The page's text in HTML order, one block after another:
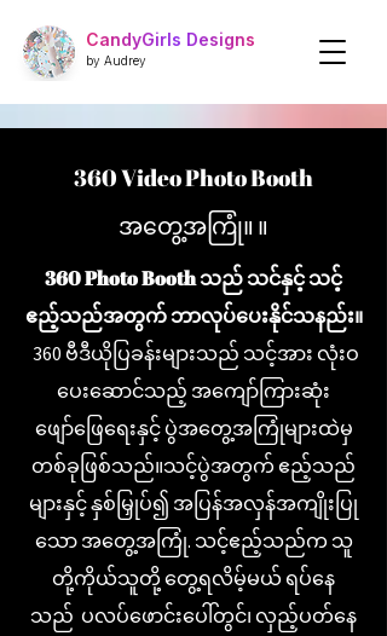
CandyGirls Designs
by Audrey
360 Video Photo Booth
အတွေ့အကြုံ။ ။
360 Photo Booth သည် သင်နှင့် သင့်
ဧည့်သည်အတွက် ဘာလုပ်ပေးနိုင်သနည်း။
360 ဗီဒီယိုပြခန်းများသည် သင့်အား လုံးဝ
ပေးဆောင်သည့် အကျော်ကြားဆုံး
ဖျော်ဖြေရေးနှင့် ပွဲအတွေ့အကြုံများထဲမှ
တစ်ခုဖြစ်သည်။သင့်ပွဲအတွက် ဧည့်သည်
များနှင့် နှစ်မြှုပ်၍ အပြန်အလှန်အကျိုးပြု
သော အတွေ့အကြုံ. သင့်ဧည့်သည်က သူ
တို့ကိုယ်သူတို့ တွေ့ရလိမ့်မယ်ရပ်နေ
သည် ပလပ်ဖောင်းပေါ်တွင်၊ လှည့်ပတ်နေ